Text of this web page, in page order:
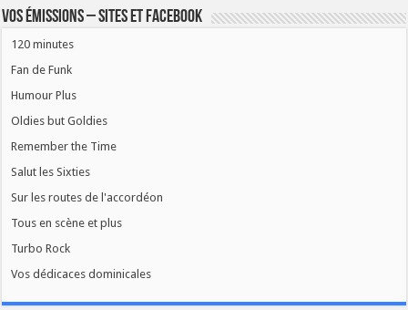
Vos émissions – Sites et Facebook
120 minutes
Fan de Funk
Humour Plus
Oldies but Goldies
Remember the Time
Salut les Sixties
Sur les routes de l'accordéon
Tous en scène et plus
Turbo Rock
Vos dédicaces dominicales